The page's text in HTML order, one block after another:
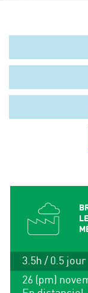
FRENCH-
Contacts
3.5h / 0.5 jour
26 (pm)